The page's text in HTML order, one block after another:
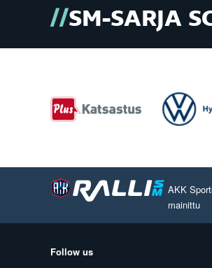
SM-SARJA
AKK
mainittu
Follow us